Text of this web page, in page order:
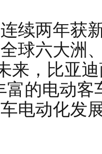
续两年获
球六大洲
来，比亚
富的电动
电动化发